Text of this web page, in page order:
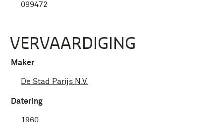
099472
VERVAARDIGING
Maker
De Stad Parijs N.V.
Datering
1960